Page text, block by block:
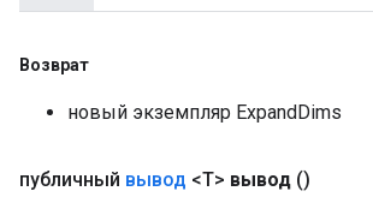
Возврат
новый экземпляр ExpandDims
публичный вывод <T> вывод ()